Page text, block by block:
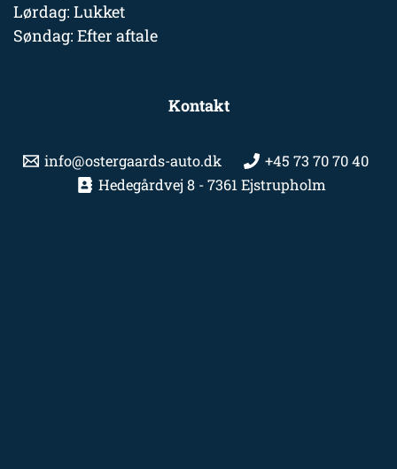
Lørdag: Lukket
Søndag: Efter aftale
Kontakt
info@ostergaards-auto.dk
+45 73 70 70 40
Hedegårdvej 8 - 7361 Ejstrupholm